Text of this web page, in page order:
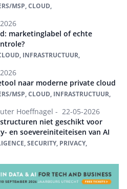
MSP, CLOUD,
marketinglabel of echte
INFRASTRUCTUUR,
naar moderne private cloud
MSP, CLOUD, INFRASTRUCTUUR,
Hoeffnagel - 22-05-2026
niet geschikt voor
en soevereiniteiteisen van AI
SECURITY, PRIVACY,